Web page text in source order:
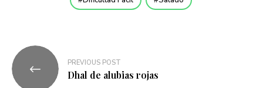
Navegación
de
PREVIOUS POST
Dhal de alubias rojas